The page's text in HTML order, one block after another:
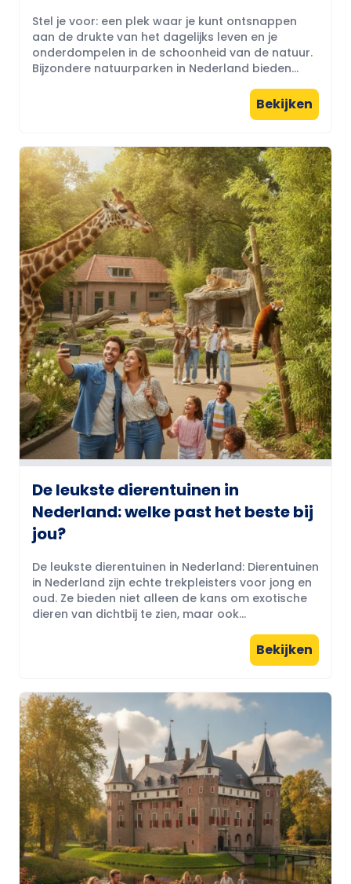
Stel je voor: een plek waar je kunt ontsnappen
aan de drukte van het dagelijks leven en je
onderdompelen in de schoonheid van de natuur.
Bijzondere natuurparken in Nederland bieden...
Bekijken
De leukste dierentuinen in
Nederland: welke past het beste bij
jou?
De leukste dierentuinen in Nederland: Dierentuinen
in Nederland zijn echte trekpleisters voor jong en
oud. Ze bieden niet alleen de kans om exotische
dieren van dichtbij te zien, maar ook...
Bekijken